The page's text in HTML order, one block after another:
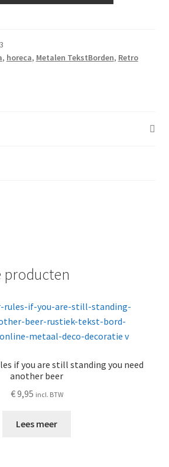
, horeca, Metalen TekstBorden, Retro
producten
if you are still standing you need
another beer
€9,95 incl. BTW
Lees meer